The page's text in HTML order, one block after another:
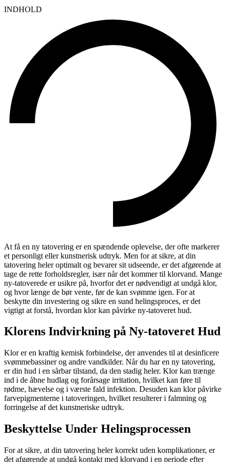
INDHOLD
At få en ny tatovering er en spændende oplevelse, der ofte markerer
et personligt eller kunstnerisk udtryk. Men for at sikre, at din
tatovering heler optimalt og bevarer sit udseende, er det afgørende at
tage de rette forholdsregler, især når det kommer til klorvand. Mange
ny-tatoverede er usikre på, hvorfor det er nødvendigt at undgå klor,
og hvor længe de bør vente, før de kan svømme igen. For at
beskytte din investering og sikre en sund helingsproces, er det
vigtigt at forstå, hvordan klor kan påvirke ny-tatoveret hud.
Klorens Indvirkning på Ny-tatoveret Hud
Klor er en kraftig kemisk forbindelse, der anvendes til at desinficere
svømmebassiner og andre vandkilder. Når du har en ny tatovering,
er din hud i en sårbar tilstand, da den stadig heler. Klor kan trænge
ind i de åbne hudlag og forårsage irritation, hvilket kan føre til
rødme, hævelse og i værste fald infektion. Desuden kan klor påvirke
farvepigmenterne i tatoveringen, hvilket resulterer i falmning og
forringelse af det kunstneriske udtryk.
Beskyttelse Under Helingsprocessen
For at sikre, at din tatovering heler korrekt uden komplikationer, er
det afgørende at undgå kontakt med klorvand i en periode efter